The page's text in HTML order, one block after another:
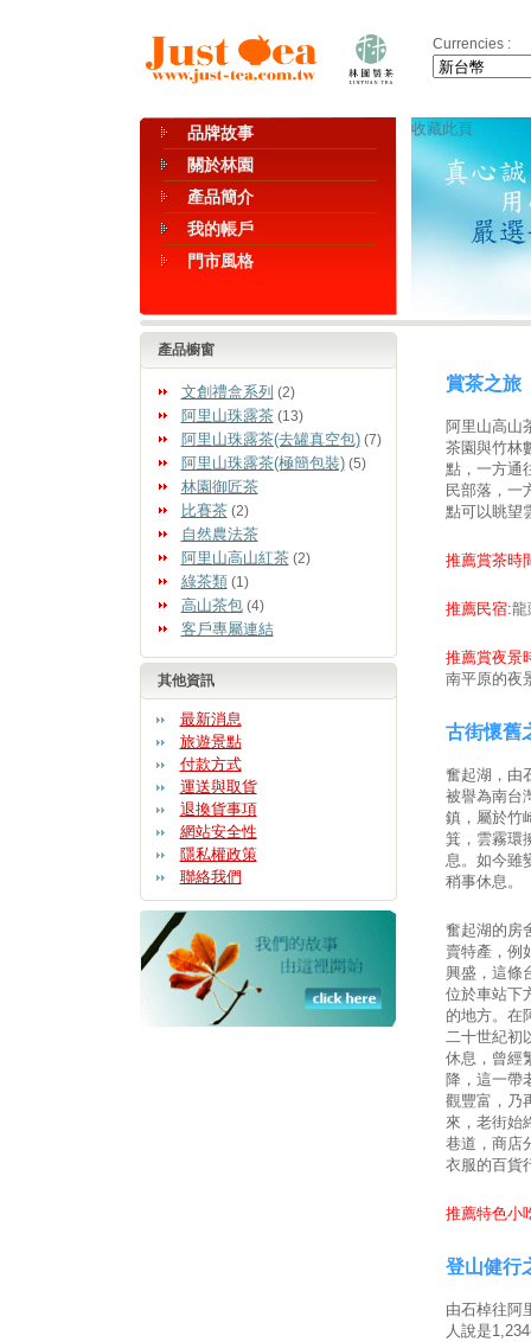
Currencies :
品牌故事
關於林園
產品簡介
我的帳戶
門市風格
收藏此頁
產品櫥窗
文創禮盒系列 (2)
阿里山珠露茶(13)
阿里山珠露茶(去罐真空包)(7)
阿里山珠露茶(極簡包裝)(5)
林園御匠茶
比賽茶(2)
自然農法茶
阿里山高山紅茶(2)
綠茶類 (1)
高山茶包(4)
客戶專屬連結
其他資訊
最新消息
旅遊景點
付款方式
運送與取貨
退換貨事項
網站安全性
隱私權政策
聯絡我們
賞茶之旅
阿里山高山
茶園與竹林
點，一方通
民部落，一
點可以眺望
推薦賞茶時
推薦民宿:龍
推薦賞夜景
南平原的夜
古街懷舊
奮起湖，由
被譽為南台
鎮，屬於竹
箕，雲霧環
息。如今雖
稍事休息。
奮起湖的房
賣特產，例
興盛，這條
位於車站下
的地方。在
二十世紀初
休息，曾經
降，這一帶
觀豐富，乃
來，老街始
巷道，商店
衣服的百貨
推薦特色小
登山健行
由石棹往阿
人說是